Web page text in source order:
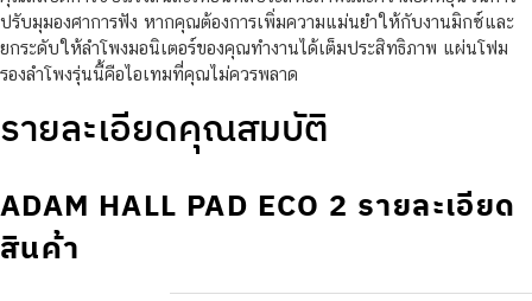
ปรับมุมองศาการฟัง หากคุณต้องการเพิ่มความแม่นยำให้กับงานมิกซ์และ
ยกระดับให้ลำโพงมอนิเตอร์ของคุณทำงานได้เต็มประสิทธิภาพ แผ่นโฟม
รองลำโพงรุ่นนี้คือไอเทมที่คุณไม่ควรพลาด
รายละเอียดคุณสมบัติ
ADAM HALL PAD ECO 2 รายละเอียด
สินค้า